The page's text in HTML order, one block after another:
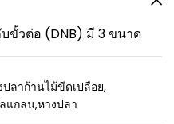
ขั้วต่อ (DNB) มี 3 ขนาด
ปลาก้านไม้ขีดเปลือย,
แกลน,หางปลา